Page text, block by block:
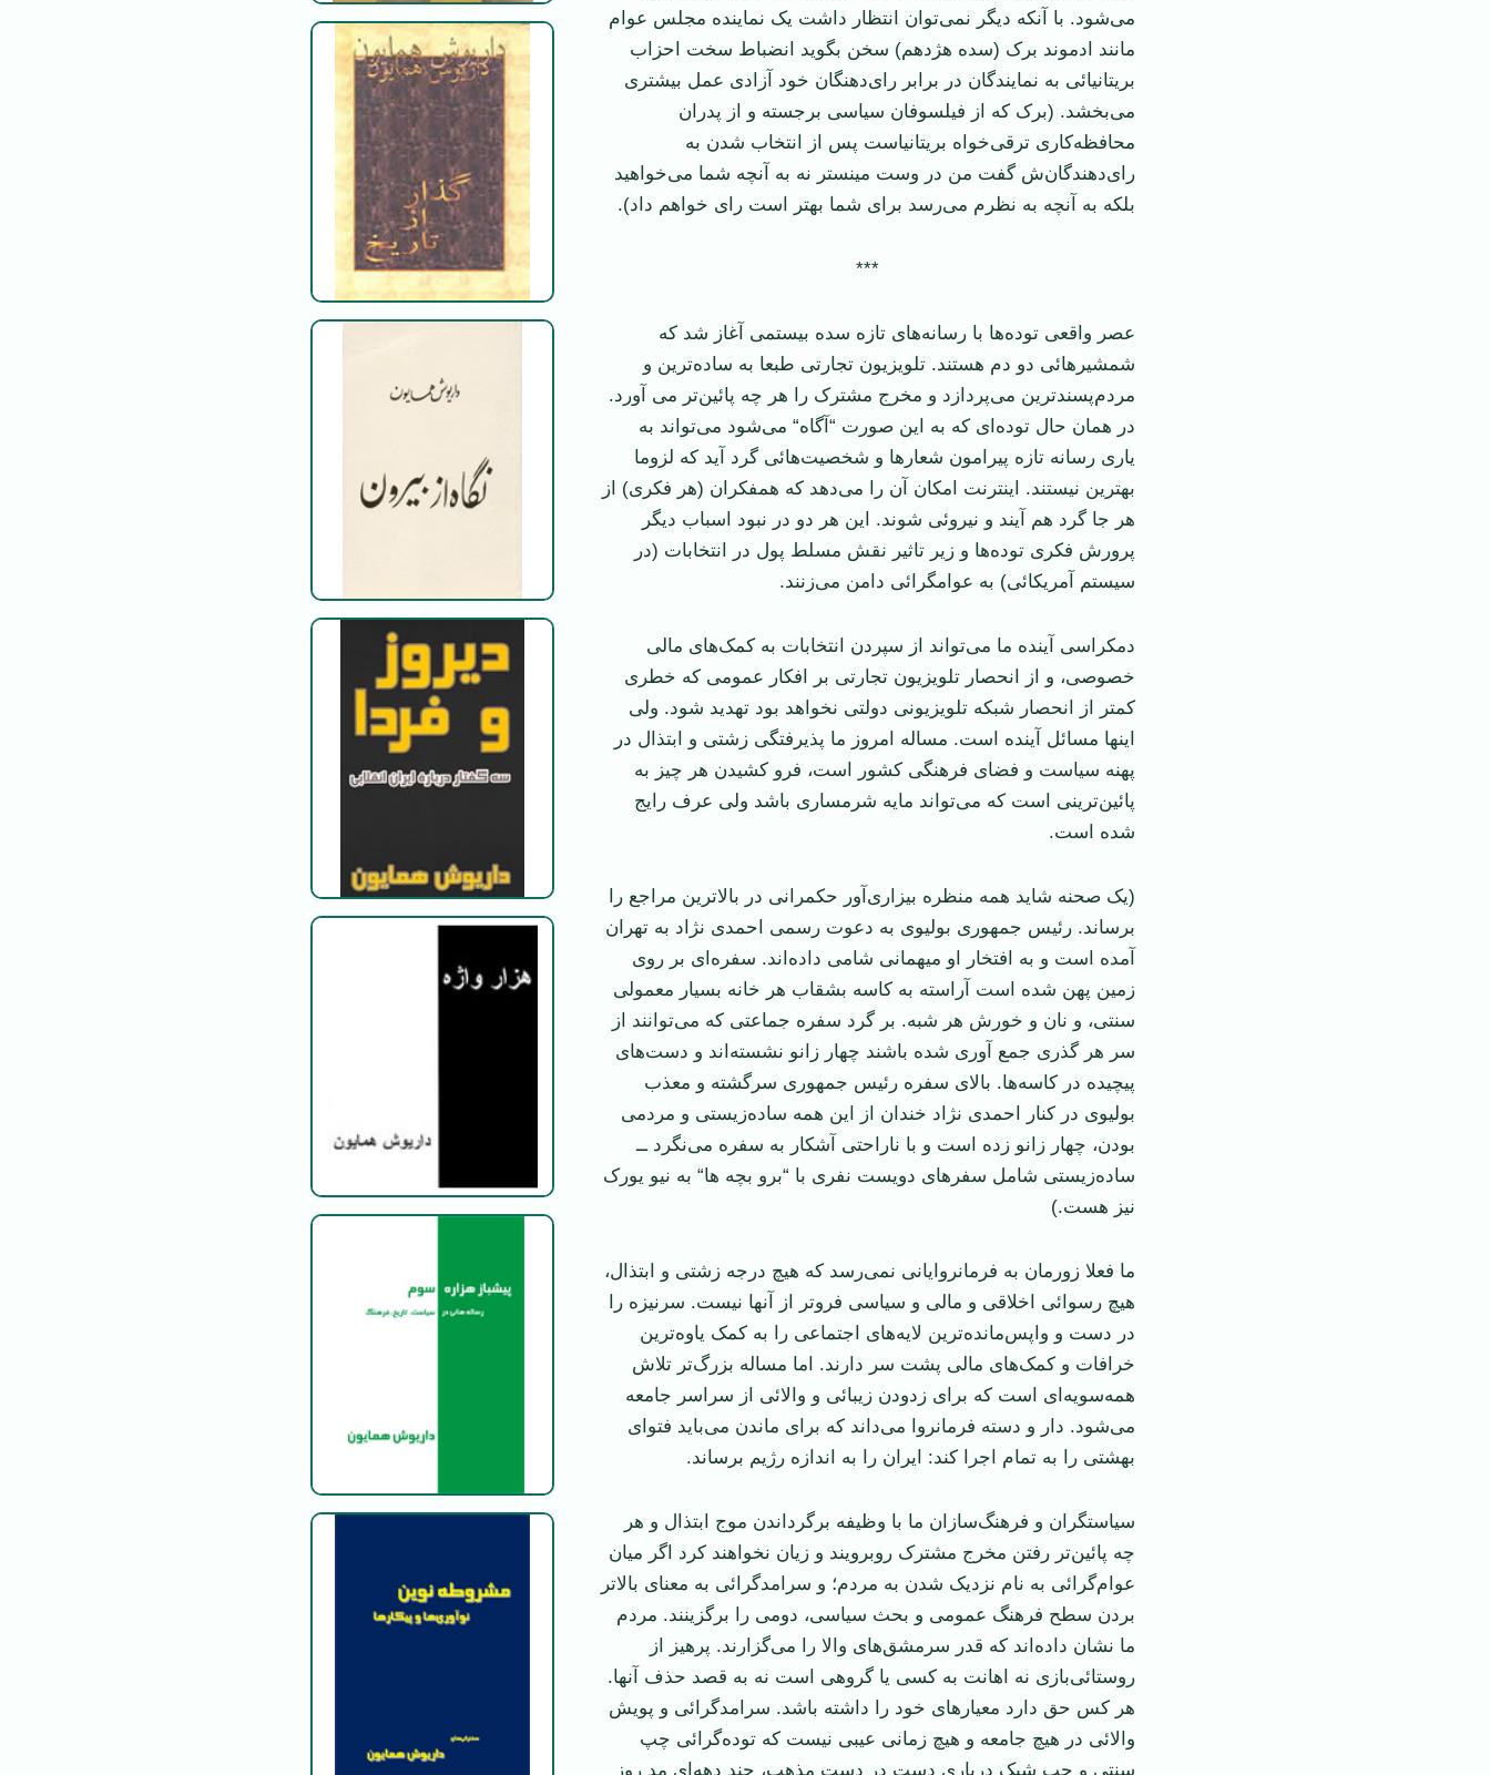
می‌شود. با آنکه دیگر نمی‌توان انتظار داشت یک نماینده مجلس عوام
مانند ادموند برک (سده هژدهم) سخن بگوید انضباط سخت احزاب
بریتانیائی به نمایندگان در برابر رای‌دهنگان خود آزادی عمل بیشتری
می‌بخشد. (برک که از فیلسوفان سیاسی برجسته و از پدران
محافظه‌کاری ترقی‌خواه بریتانیاست پس از انتخاب شدن به
رای‌دهندگان‌ش گفت من در وست مینستر نه به آنچه شما می‌خواهید
بلکه به آنچه به نظرم می‌رسد برای شما بهتر است رای خواهم داد).
***
عصر واقعی توده‌ها با رسانه‌های تازه سده بیستمی آغاز شد که
شمشیر‌هائی دو دم هستند. تلویزیون تجارتی طبعا به ساده‌ترین و
مردم‌پسند‌ترین می‌پردازد و مخرج مشترک را هر چه پائین‌تر می آورد.
در همان حال توده‌ای که به این صورت “آگاه“ می‌شود می‌تواند به
یاری رسانه تازه پیرامون شعار‌ها و شخصیت‌هائی گرد آید که لزوما
بهترین نیستند. اینترنت امکان آن را می‌دهد که همفکران (هر فکری) از
هر جا گرد هم آیند و نیروئی شوند. این هر دو در نبود اسباب دیگر
پرورش فکری توده‌ها و زیر تاثیر نقش مسلط پول در انتخابات (در
سیستم آمریکائی) به عوامگرائی دامن می‌زنند.
دمکراسی آینده ما می‌تواند از سپردن انتخابات به کمک‌های مالی
خصوصی، و از انحصار تلویزیون تجارتی بر افکار عمومی که خطری
کمتر از انحصار شبکه تلویزیونی دولتی نخواهد بود تهدید شود. ولی
اینها مسائل آینده است. مساله امروز ما پذیرفتگی زشتی و ابتذال در
پهنه سیاست و فضای فرهنگی کشور است، فرو کشیدن هر چیز به
پائین‌ترینی است که می‌تواند مایه شرمساری باشد ولی عرف رایج
شده است.
(یک صحنه شاید همه منظره بیزاری‌آور حکمرانی در بالا‌ترین مراجع را
برساند. رئیس جمهوری بولیوی به دعوت رسمی احمدی نژاد به تهران
آمده است و به افتخار او میهمانی شامی داده‌اند. سفره‌ای بر روی
زمین پهن شده است آراسته به کاسه بشقاب هر خانه بسیار معمولی
سنتی، و نان و خورش هر شبه. بر گرد سفره جماعتی که می‌توانند از
سر هر گذری جمع آوری شده باشند چهار زانو نشسته‌اند و دست‌های
پیچیده در کاسه‌ها. بالای سفره رئیس جمهوری سرگشته و معذب
بولیوی در کنار احمدی نژاد خندان از این همه ساده‌زیستی و مردمی
بودن، چهار زانو زده است و با ناراحتی آشکار به سفره می‌نگرد ــ
ساده‌زیستی شامل سفر‌های دویست نفری با “برو بچه ها“ به نیو یورک
نیز هست.)
ما فعلا زورمان به فرمانروایانی نمی‌رسد که هیچ درجه زشتی و ابتذال،
هیچ رسوائی اخلاقی و مالی و سیاسی فرو‌تر از آنها نیست. سرنیزه را
در دست و واپس‌مانده‌ترین لایه‌های اجتماعی را به کمک یاوه‌ترین
خرافات و کمک‌های مالی پشت سر دارند. اما مساله بزرگ‌تر تلاش
همه‌سویه‌ای است که برای زدودن زیبائی و والائی از سراسر جامعه
می‌شود. دار و دسته فرمانروا می‌داند که برای ماندن می‌باید فتوای
بهشتی را به تمام اجرا کند: ایران را به اندازه رژیم برساند.
سیاستگران و فرهنگ‌سازان ما با وظیفه برگرداندن موج ابتذال و هر
چه پائین‌تر رفتن مخرج مشترک روبرویند و زیان نخواهند کرد اگر میان
عوام‌گرائی به نام نزدیک شدن به مردم؛ و سرامد‌گرائی به معنای بالا‌تر
بردن سطح فرهنگ عمومی و بحث سیاسی، دومی را برگزینند. مردم
ما نشان داده‌اند که قدر سرمشق‌های والا را می‌گزارند. پرهیز از
روستائی‌بازی نه اهانت به کسی یا گروهی است نه به قصد حذف آنها.
هر کس حق دارد معیار‌های خود را داشته باشد. سرامد‌گرائی و پویش
والائی در هیچ جامعه و هیچ زمانی عیبی نیست که توده‌گرائی چپ
سنتی و چپ شیک درباری دست در دست مذهب، چند دهه‌ای مد روز